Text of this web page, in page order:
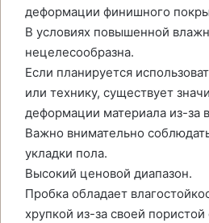
деформации финишного
В условиях повышенной
нецелесообразна.
Если планируется
или технику, существует
деформации материала из-за
Важно внимательно
укладки пола.
Высокий ценовой диапазон.
Пробка обладает
хрупкой из-за своей